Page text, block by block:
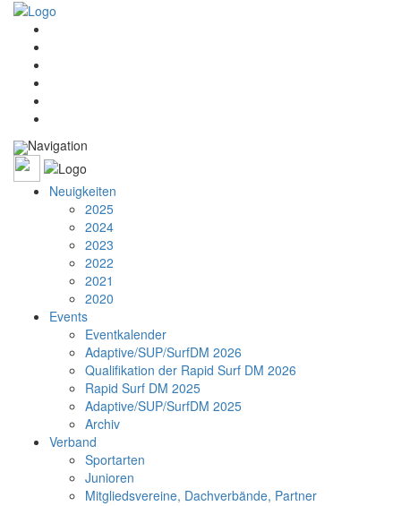
Navigation
Neuigkeiten
2025
2024
2023
2022
2021
2020
Events
Eventkalender
Adaptive/SUP/SurfDM 2026
Qualifikation der Rapid Surf DM 2026
Rapid Surf DM 2025
Adaptive/SUP/SurfDM 2025
Archiv
Verband
Sportarten
Junioren
Mitgliedsvereine, Dachverbände, Partner